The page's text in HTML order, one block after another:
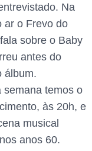
Na
ar o Frevo do
sobre o Baby
antes do
álbum.
semana temos o
às 20h, e
musical
anos 60.